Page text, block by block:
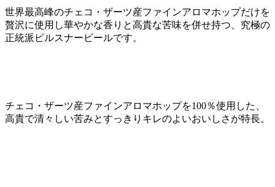
世界最高峰のチェコ・ザーツ産ファインアロマホップだけを
贅沢に使用し華やかな香りと高貴な苦味を併せ持つ、究極の
正統派ピルスナービールです。
チェコ・ザーツ産ファインアロマホップを100％使用した、
高貴で清々しい苦みとすっきりキレのよいおいしさが特長。